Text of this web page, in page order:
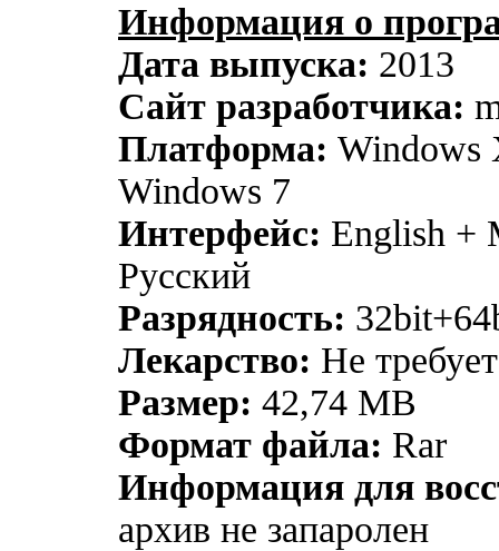
Информация о
Дата выпуска: 2013
Сайт разработчика:
Платформа: Windows
Windows 7
Интерфейс: English +
Русский
Разрядность:
Лекарство: Не
Размер: 42,74 MB
Формат файла: Rar
Информация для
архив не запаролен